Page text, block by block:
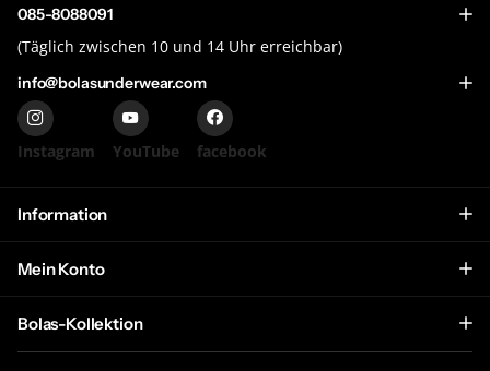
085-8088091
(Täglich zwischen 10 und 14 Uhr erreichbar)
info@bolasunderwear.com
Instagram YouTube facebook
Information
Mein Konto
Bolas-Kollektion